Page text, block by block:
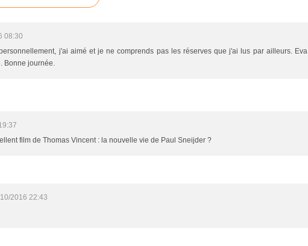
08:30
j'ai aimé et je ne comprends pas les réserves que j'ai lus par ailleurs. Eva
Bonne journée.
film de Thomas Vincent : la nouvelle vie de Paul Sneijder ?
2016 22:43